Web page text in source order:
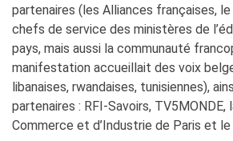
partenaires (les Alliances françaises,
chefs de service des ministères de
pays, mais aussi la communauté
manifestation accueillait des voix
libanaises, rwandaises, tunisiennes),
partenaires : RFI-Savoirs, TV5MONDE,
Commerce et d’Industrie de Paris et le